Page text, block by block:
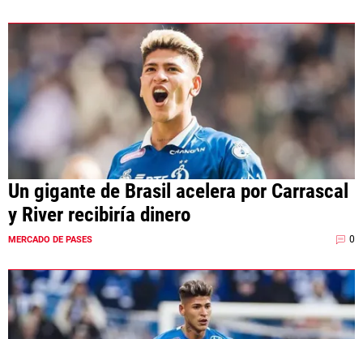
Un gigante de Brasil acelera por Carrascal
y River recibiría dinero
MERCADO DE PASES 0